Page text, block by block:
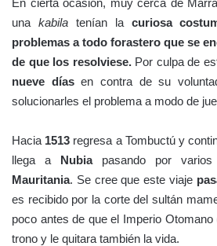
En cierta ocasión, muy cerca de
una kabilatenían la curiosa
problemas a todo forastero que se
de que los resolviese. Por culpa de
nueve díasen contra de su
solucionarles el problema a modo de
Hacia 1513 regresa a Tombuctú y
llega a Nubiapasando por
Mauritania. Se cree que este viaje
es recibido por la corte del sultán
poco antes de que el Imperio
trono y le quitara también la vida.